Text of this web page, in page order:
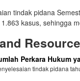
tindak pidana
kasus, sehingga
Perkara Hukum
tindak pidana